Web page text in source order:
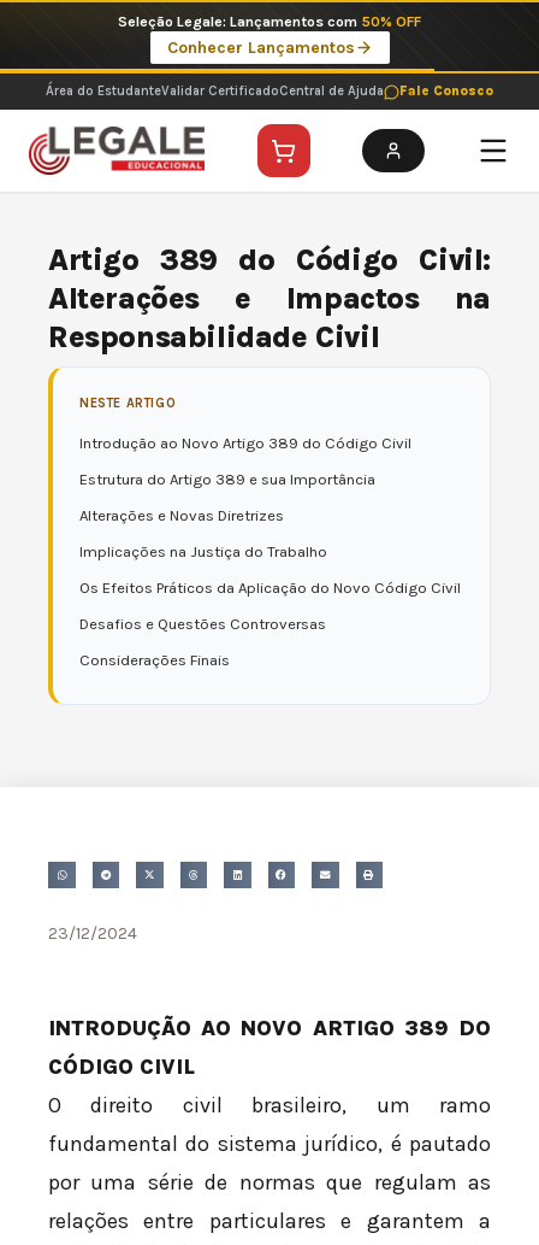
o
conteúdo
Seleção Legale: Lançamentos com 50% OFF
Conhecer Lançamentos
Área do EstudanteValidar CertificadoCentral de Ajuda Fale Conosco
Artigo 389 do Código Civil:
Alterações e Impactos na
Responsabilidade Civil
NESTE ARTIGO
Introdução ao Novo Artigo 389 do Código Civil
Estrutura do Artigo 389 e sua Importância
Alterações e Novas Diretrizes
Implicações na Justiça do Trabalho
Os Efeitos Práticos da Aplicação do Novo Código Civil
Desafios e Questões Controversas
Considerações Finais
23/12/2024
INTRODUÇÃO AO NOVO ARTIGO 389 DO
CÓDIGO CIVIL
O direito civil brasileiro, um ramo
fundamental do sistema jurídico, é pautado
por uma série de normas que regulam as
relações entre particulares e garantem a